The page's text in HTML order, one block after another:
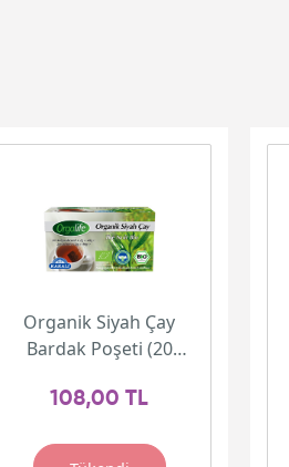
Organik Siyah Çay
Bardak Poşeti (20
108,00 TL